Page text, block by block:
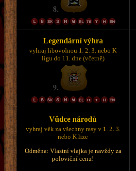
Legendární výhra
vyhraj libovolnou 1. 2. 3. nebo K
ligu do 11. dne (včetně)
Vůdce národů
vyhraj věk za všechny rasy v 1. 2. 3.
nebo K lize
Odměna: Vlastní vlajka je navždy za
poloviční cenu!